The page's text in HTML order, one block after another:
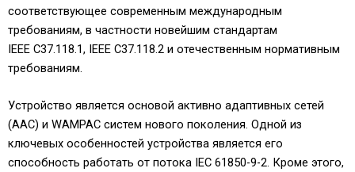
соответствующее современным международным
требованиям, в частности новейшим стандартам
IEEE C37.118.1, IEEE C37.118.2 и отечественным нормативным
требованиям.
Устройство является основой активно адаптивных сетей
(ААС) и WAMPAC систем нового поколения. Одной из
ключевых особенностей устройства является его
способность работать от потока IEC 61850-9-2. Кроме этого,